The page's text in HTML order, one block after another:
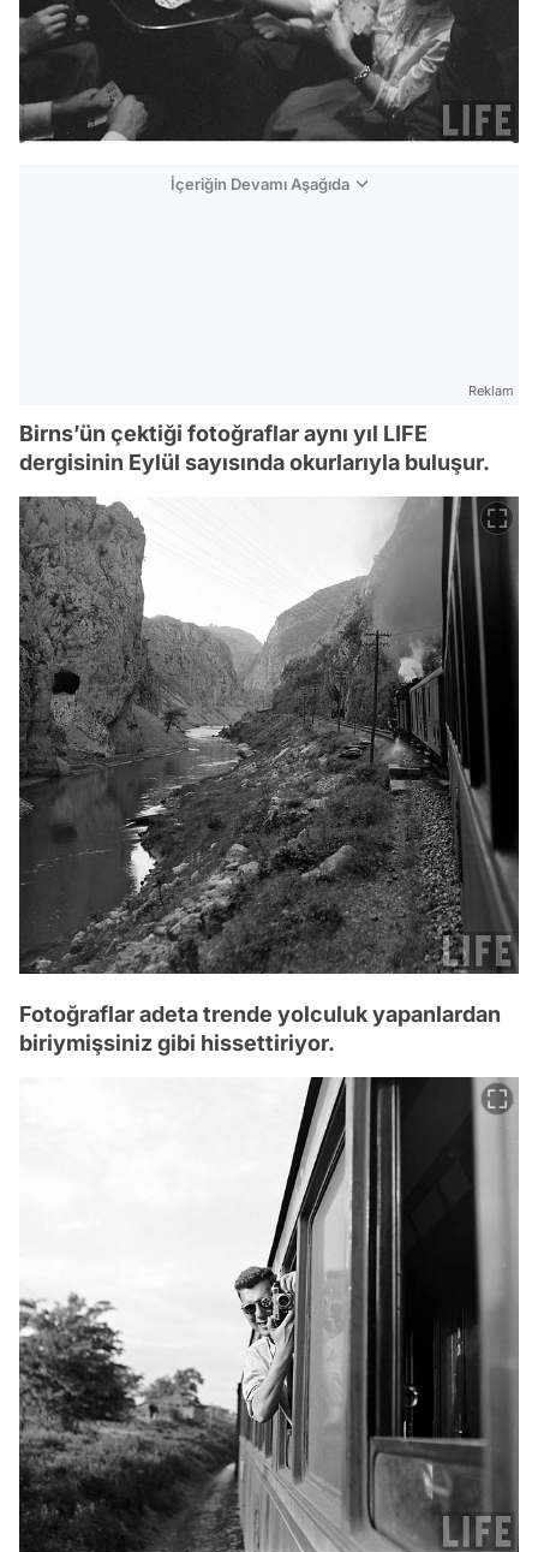
İçeriğin Devamı Aşağıda
Reklam
Birns’ün çektiği fotoğraflar aynı yıl LIFE
dergisinin Eylül sayısında okurlarıyla buluşur.
Fotoğraflar adeta trende yolculuk yapanlardan
biriymişsiniz gibi hissettiriyor.